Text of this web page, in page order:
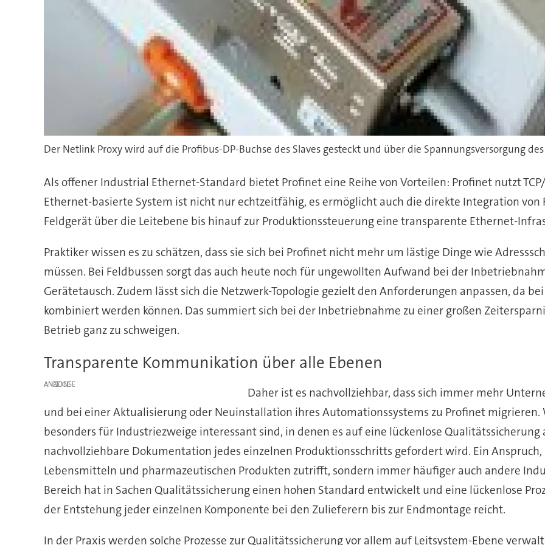
Der Netlink Proxy wird auf die Profibus-DP-Buchse des Slaves gesteckt und über die Spannungsversorgung
Als offener Industrial Ethernet-Standard bietet Profinet eine Reihe von Vorteilen: Profinet nutzt
Ethernet-basierte System ist nicht nur echtzeitfähig, es ermöglicht auch die direkte Integration von
Feldgerät über die Leitebene bis hinauf zur Produktionssteuerung eine transparente Ethernet-
Praktiker wissen es zu schätzen, dass sie sich bei Profinet nicht mehr um lästige Dinge wie
müssen. Bei Feldbussen sorgt das auch heute noch für ungewollten Aufwand bei der
Gerätetausch. Zudem lässt sich die Netzwerk-Topologie gezielt den Anforderungen anpassen, da
kombiniert werden können. Das summiert sich bei der Inbetriebnahme zu einer großen
Betrieb ganz zu schweigen.
Transparente Kommunikation über alle Ebenen
ANZEIGE
Daher ist es nachvollziehbar, dass sich immer mehr
und bei einer Aktualisierung oder Neuinstallation ihres Automationssystems zu Profinet
besonders für Industriezweige interessant sind, in denen es auf eine lückenlose
nachvollziehbare Dokumentation jedes einzelnen Produktionsschritts gefordert wird. Ein
Lebensmitteln und pharmazeutischen Produkten zutrifft, sondern immer häufiger auch andere
Bereich hat in Sachen Qualitätssicherung einen hohen Standard entwickelt und eine lückenlose
der Entstehung jeder einzelnen Komponente bei den Zulieferern bis zur Endmontage reicht.
In der Praxis werden solche Prozesse zur Qualitätssicherung vor allem auf Leitsystem-Ebene